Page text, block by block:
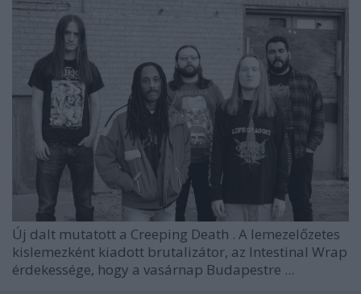
Új dalt mutatott a Creeping Death . A lemezelőzetes
kislemezként kiadott brutalizátor, az Intestinal Wrap
érdekessége, hogy a vasárnap Budapestre ...